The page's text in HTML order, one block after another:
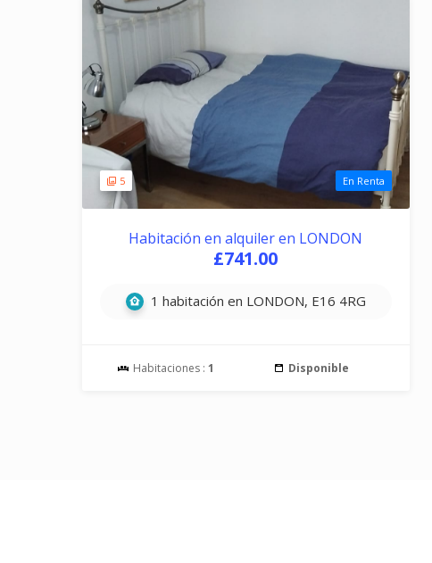
5 En Renta
Habitación en alquiler en LONDON
£741.00
1 habitación en LONDON, E16 4RG
Habitaciones : 1 Disponible